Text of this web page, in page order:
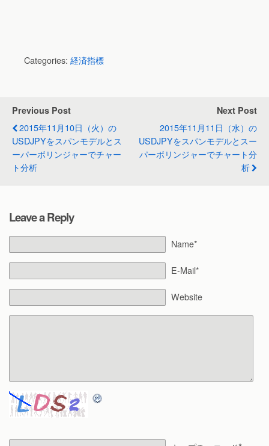
Categories: 経済指標
Previous Post
2015年11月10日（火）の
USDJPYをスパンモデルとス
ーパーボリンジャーでチャー
ト分析
Next Post
2015年11月11日（水）の
USDJPYをスパンモデルとスー
パーボリンジャーでチャート分
析
Leave a Reply
Name*
E-Mail*
Website